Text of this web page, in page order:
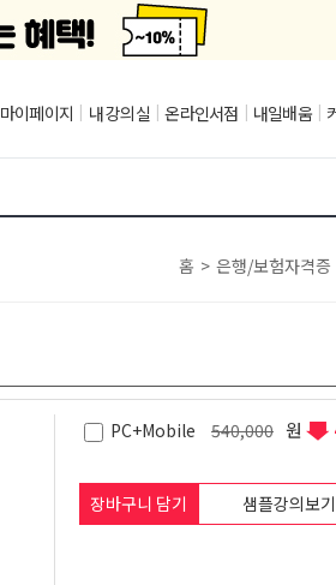
마이페이지 | 내 강의실 | 온라인서점 | 내일배움 |
홈 > 은행/보험자격증
PC+Mobile 540,000 원
장바구니 담기 샘플강의보기